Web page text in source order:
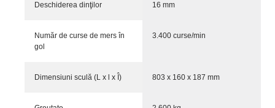
Deschiderea dinţilor 16 mm
Număr de curse de mers în
gol
3.400 curse/min
Dimensiuni sculă (L x l x Î) 803 x 160 x 187 mm